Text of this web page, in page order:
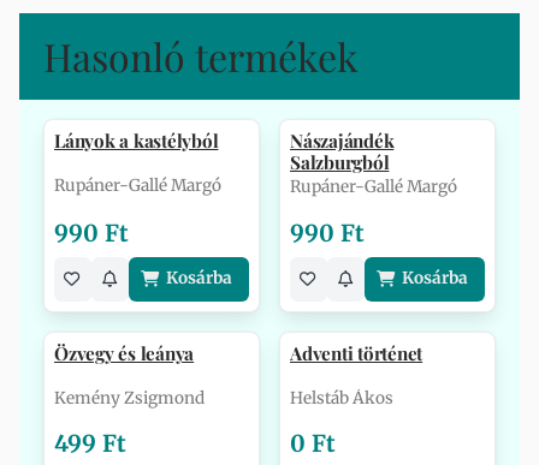
Hasonló termékek
Lányok a kastélyból
Rupáner-Gallé Margó
990 Ft
Kosárba
Nászajándék
Salzburgból
Rupáner-Gallé Margó
990 Ft
Kosárba
Özvegy és leánya
Kemény Zsigmond
499 Ft
Adventi történet
Helstáb Ákos
0 Ft